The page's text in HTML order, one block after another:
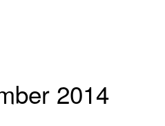
2014